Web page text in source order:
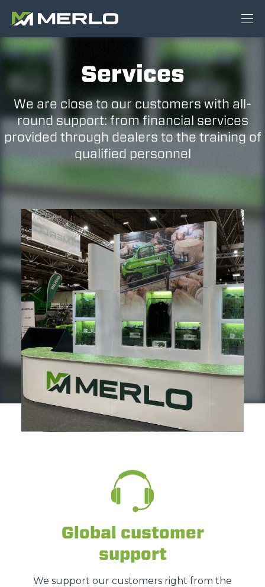
Services
We are close to our customers with all-
round support: from financial services
provided through dealers to the training of
qualified personnel
Global customer
support
We support our customers right from the